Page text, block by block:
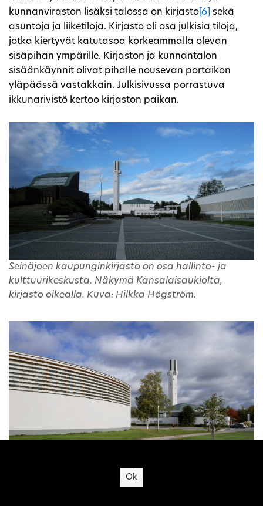
kunnanviraston lisäksi talossa on kirjasto [6]
sekä
asuntoja ja liiketiloja. Kirjasto oli osa julkisia tiloja,
jotka kiertyvät katutasoa korkeammalla olevan
sisäpihan ympärille. Kirjaston ja kunnantalon
sisäänkäynnit olivat pihalle nousevan portaikon
yläpäässä vastakkain. Julkisivussa porrastuva
ikkunarivistö kertoo kirjaston paikan.
Seinäjoen kaupunginkirjasto on osa hallinto- ja
kulttuurikeskusta. Näkymä Kansalaisaukiolta,
kirjasto oikealla. Kuva: Hilkka Högström.
Eteläjulkisivun vaakasäleet suojaavat kirjastosalia
Ok